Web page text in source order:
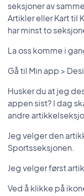
seksjoner av
Artikler eller Kart til
har minst to
La oss komme i
Gå til Min app >
Husker du at jeg
appen sist? I dag
andre
Jeg velger den
Sportsseksjonen.
Jeg velger først
Ved å klikke på